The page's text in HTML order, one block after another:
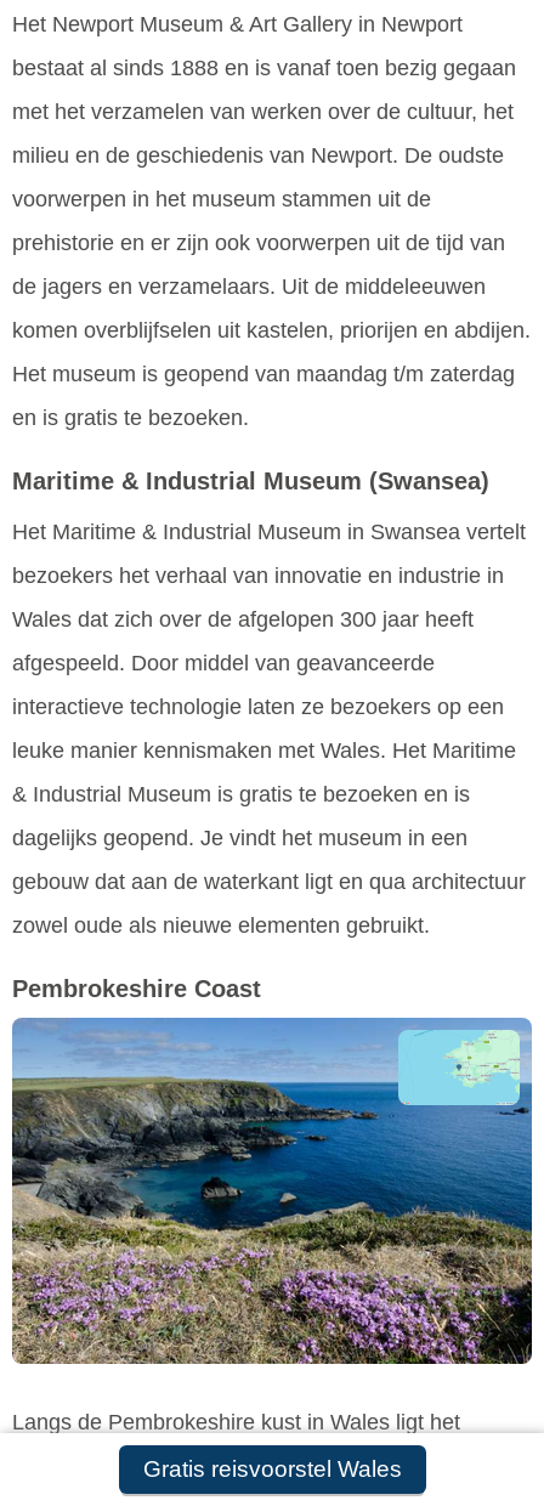
Gratis reisvoorstel Wales
Het Newport Museum & Art Gallery in Newport
bestaat al sinds 1888 en is vanaf toen bezig gegaan
met het verzamelen van werken over de cultuur, het
milieu en de geschiedenis van Newport. De oudste
voorwerpen in het museum stammen uit de
prehistorie en er zijn ook voorwerpen uit de tijd van
de jagers en verzamelaars. Uit de middeleeuwen
komen overblijfselen uit kastelen, priorijen en abdijen.
Het museum is geopend van maandag t/m zaterdag
en is gratis te bezoeken.
Maritime & Industrial Museum (Swansea)
Het Maritime & Industrial Museum in Swansea vertelt
bezoekers het verhaal van innovatie en industrie in
Wales dat zich over de afgelopen 300 jaar heeft
afgespeeld. Door middel van geavanceerde
interactieve technologie laten ze bezoekers op een
leuke manier kennismaken met Wales. Het Maritime
& Industrial Museum is gratis te bezoeken en is
dagelijks geopend. Je vindt het museum in een
gebouw dat aan de waterkant ligt en qua architectuur
zowel oude als nieuwe elementen gebruikt.
Pembrokeshire Coast
Langs de Pembrokeshire kust in Wales ligt het
nationaal park met de naam Pembrokeshire Coast. In